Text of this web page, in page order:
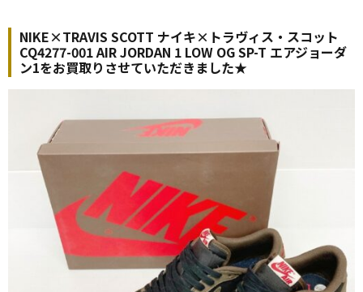
NIKE×TRAVIS SCOTT ナイキ×トラヴィス・スコット
CQ4277-001 AIR JORDAN 1 LOW OG SP-T エアジョーダ
ン1をお買取りさせていただきました★